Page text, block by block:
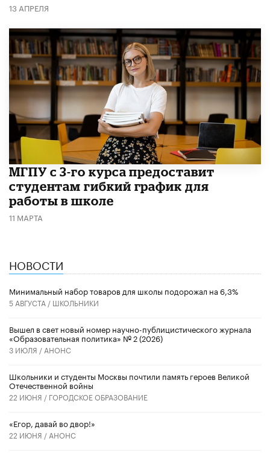
13 АПРЕЛЯ
МГПУ с 3-го курса предоставит
студентам гибкий график для
работы в школе
11 МАРТА
НОВОСТИ
Минимальный набор товаров для школы подорожал на 6,3%
5 АВГУСТА / ШКОЛЬНИКИ
Вышел в свет новый номер научно-публицистического журнала
«Образовательная политика» № 2 (2026)
3 ИЮЛЯ / АНОНС
Школьники и студенты Москвы почтили память героев Великой
Отечественной войны
22 ИЮНЯ / ГОРОДСКОЕ ОБРАЗОВАНИЕ
«Егор, давай во двор!»
22 ИЮНЯ / АНОНС